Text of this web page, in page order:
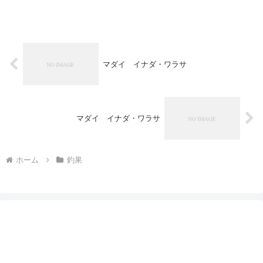
マダイ イナダ・ワラサ
マダイ イナダ・ワラサ
ホーム 釣果